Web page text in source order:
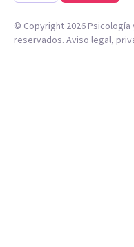
© Copyright 2026Psicología
reservados. Aviso legal,